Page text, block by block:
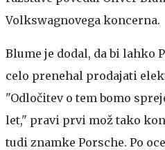
Volkswagnovega koncerna.
Blume je dodal, da bi lahko
celo prenehal prodajati
"Odločitev o tem bomo
let," pravi prvi mož tako
tudi znamke Porsche. Po